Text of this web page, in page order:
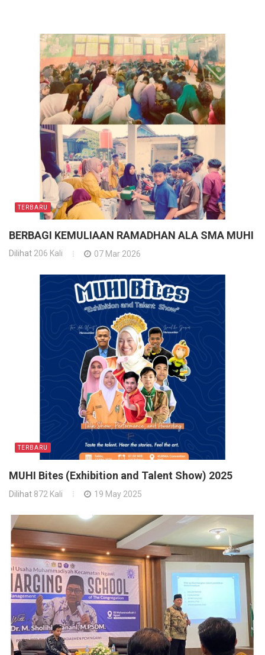
TERBARU
BERBAGI KEMULIAAN RAMADHAN ALA SMA MUHI
Dilihat 206 Kali 07 Mar 2026
TERBARU
MUHI Bites (Exhibition and Talent Show) 2025
Dilihat 872 Kali 19 May 2025